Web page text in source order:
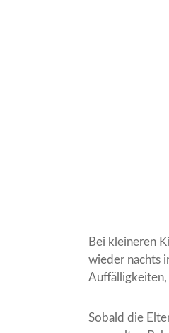
Bei kleineren
wieder nachts
Auffälligkeiten,
Sobald die